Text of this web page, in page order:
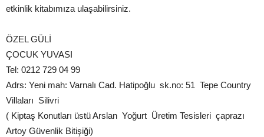
etkinlik kitabımıza ulaşabilirsiniz.
ÖZEL GÜLİ
ÇOCUK YUVASI
Tel: 0212 729 04 99
Adrs: Yeni mah: Varnalı Cad. Hatipoğlu sk.no: 51 Tepe Country
Villaları Silivri
( Kiptaş Konutları üstü Arslan Yoğurt Üretim Tesisleri çaprazı
Artoy Güvenlik Bitişiği)